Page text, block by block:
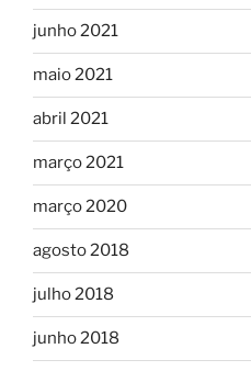
junho 2021
maio 2021
abril 2021
março 2021
março 2020
agosto 2018
julho 2018
junho 2018